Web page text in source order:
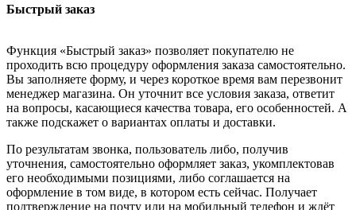
Быстрый заказ
Функция «Быстрый заказ» позволяет покупателю не
проходить всю процедуру оформления заказа самостоятельно.
Вы заполняете форму, и через короткое время вам перезвонит
менеджер магазина. Он уточнит все условия заказа, ответит
на вопросы, касающиеся качества товара, его особенностей. А
также подскажет о вариантах оплаты и доставки.
По результатам звонка, пользователь либо, получив
уточнения, самостоятельно оформляет заказ, укомплектовав
его необходимыми позициями, либо соглашается на
оформление в том виде, в котором есть сейчас. Получает
подтверждение на почту или на мобильный телефон и ждёт